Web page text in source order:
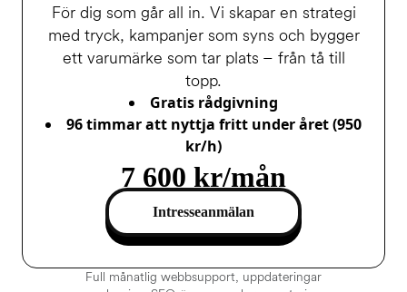
För dig som går all in. Vi skapar en strategi
med tryck, kampanjer som syns och bygger
ett varumärke som tar plats – från tå till
topp.
Gratis rådgivning
96 timmar att nyttja fritt under året (950
kr/h)
7 600 kr/mån
Intresseanmälan
Full månatlig webbsupport, uppdateringar